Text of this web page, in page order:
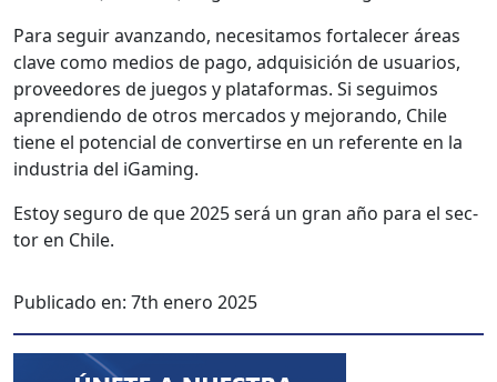
Para seguir avan­zan­do, nece­si­ta­mos for­t­ale­cer áreas
clave como medios de pago, adquisi­ción de usuar­ios,
provee­dores de jue­gos y platafor­mas. Si seguimos
apren­di­en­do de otros mer­ca­dos y mejo­ran­do, Chile
tiene el poten­cial de con­ver­tirse en un ref­er­ente en la
indus­tria del iGam­ing.
Estoy seguro de que 2025 será un gran año para el sec­
tor en Chile.
Publicado en: 7th enero 2025